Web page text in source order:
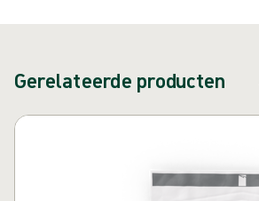
Gerelateerde producten